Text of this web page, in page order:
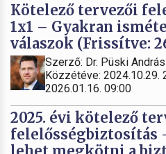
Kötelező tervezői
1x1 – Gyakran
válaszok (Frissítve:
Szerző: Dr. Püski András
Közzétéve:
2026.01.16. 09:00
2025. évi kötelező
felelősségbiztosítás